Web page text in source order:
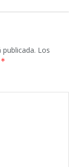
Los
*